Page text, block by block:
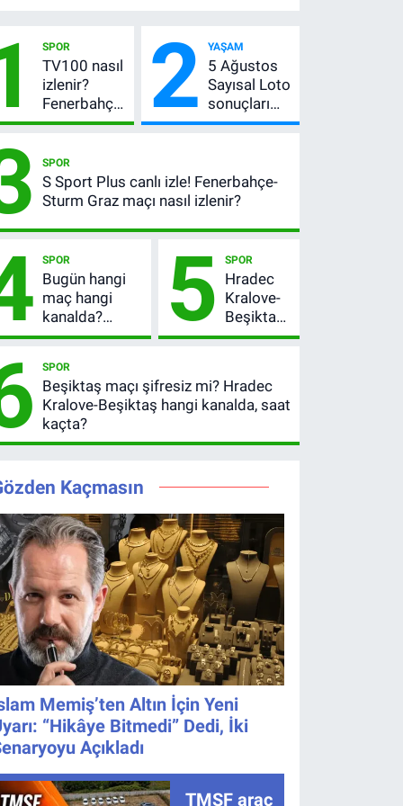
SPOR
TV100 nasıl
izlenir?
Fenerbahçe-
Sturm Graz
şifresiz
canlı yayın
bilgileri
2 YAŞAM
5 Ağustos
Sayısal Loto
sonuçları
açıklandı!
SPOR
S Sport Plus canlı izle! Fenerbahçe-
Sturm Graz maçı nasıl izlenir?
SPOR
Bugün hangi
maç hangi
kanalda?
Fenerbahçe’nin
şifresiz
yayınlanacak
5 SPOR
Hradec
Kralove-
Beşiktaş
maçı ne
kaçta?
Şifresiz
Avrupa
Eleme
SPOR
Beşiktaş maçı şifresiz mi? Hradec
Kralove-Beşiktaş hangi kanalda, saat
kaçta?
Kaçmasın
Memiş’ten Altın İçin Yeni
“Hikâye Bitmedi” Dedi, İki
Açıkladı
TMSF araç